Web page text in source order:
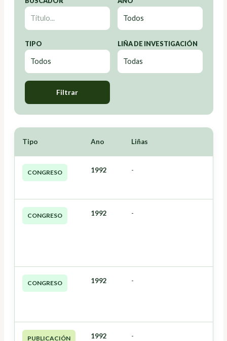
TIPO LIÑA DE INVESTIGACIÓN
Filtrar
Tipo Ano Liñas
CONGRESO 1992 -
CONGRESO 1992 -
CONGRESO 1992 -
PUBLICACIÓN 1992 -